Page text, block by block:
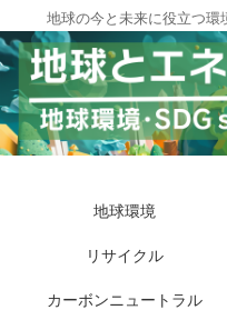
地球の今と未来に役立つ環
地球環境
リサイクル
カーボンニュートラル